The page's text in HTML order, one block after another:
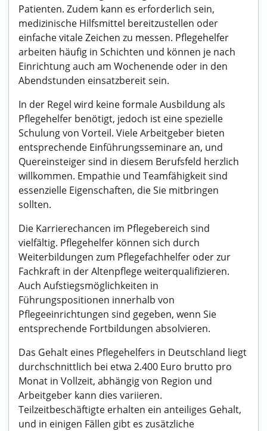
Patienten. Zudem kann es erforderlich sein,
medizinische Hilfsmittel bereitzustellen oder
einfache vitale Zeichen zu messen. Pflegehelfer
arbeiten häufig in Schichten und können je nach
Einrichtung auch am Wochenende oder in den
Abendstunden einsatzbereit sein.
In der Regel wird keine formale Ausbildung als
Pflegehelfer benötigt, jedoch ist eine spezielle
Schulung von Vorteil. Viele Arbeitgeber bieten
entsprechende Einführungsseminare an, und
Quereinsteiger sind in diesem Berufsfeld herzlich
willkommen. Empathie und Teamfähigkeit sind
essenzielle Eigenschaften, die Sie mitbringen
sollten.
Die Karrierechancen im Pflegebereich sind
vielfältig. Pflegehelfer können sich durch
Weiterbildungen zum Pflegefachhelfer oder zur
Fachkraft in der Altenpflege weiterqualifizieren.
Auch Aufstiegsmöglichkeiten in
Führungspositionen innerhalb von
Pflegeeinrichtungen sind gegeben, wenn Sie
entsprechende Fortbildungen absolvieren.
Das Gehalt eines Pflegehelfers in Deutschland liegt
durchschnittlich bei etwa 2.400 Euro brutto pro
Monat in Vollzeit, abhängig von Region und
Arbeitgeber kann dies variieren.
Teilzeitbeschäftigte erhalten ein anteiliges Gehalt,
und in einigen Fällen gibt es zusätzliche